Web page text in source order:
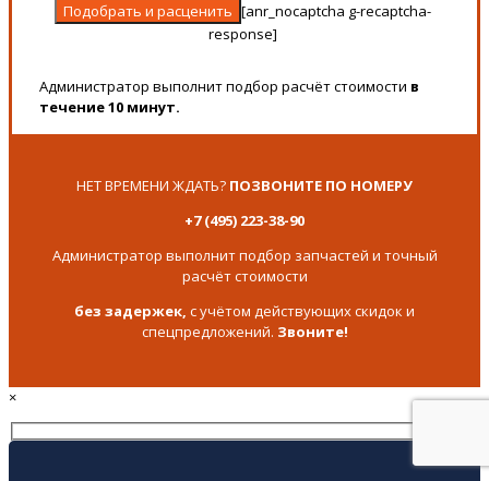
[anr_nocaptcha g-recaptcha-
response]
Администратор выполнит подбор расчёт стоимости в
течение 10 минут.
НЕТ ВРЕМЕНИ ЖДАТЬ? ПОЗВОНИТЕ ПО НОМЕРУ
+7 (495) 223-38-90
Администратор выполнит подбор запчастей и точный
расчёт стоимости
без задержек, с учётом действующих скидок и
спецпредложений. Звоните!
×